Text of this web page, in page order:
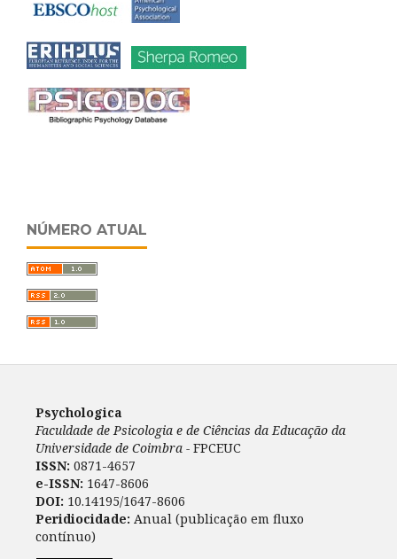
NÚMERO ATUAL
Psychologica
Faculdade de Psicologia e de Ciências da Educação da
Universidade de Coimbra - FPCEUC
ISSN: 0871-4657
e-ISSN: 1647-8606
DOI: 10.14195/1647-8606
Peridiocidade: Anual (publicação em fluxo
contínuo)